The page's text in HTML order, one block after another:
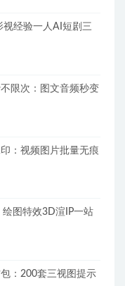
视经验一人AI短剧三
限次：图文音频秒变
：视频图片批量无痕
绘图特效3D渲IP一站
：200套三视图提示